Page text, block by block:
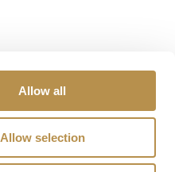
Allow all
Allow selection